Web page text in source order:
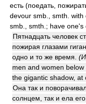
есть (поедать,
devour smb., smth.
smb., smth.; have one's
Пятнадцать человек
пожирая глазами
одно и то же время.
men and women
the gigantic shadow, at
Она так и
солнцем, так и ела его